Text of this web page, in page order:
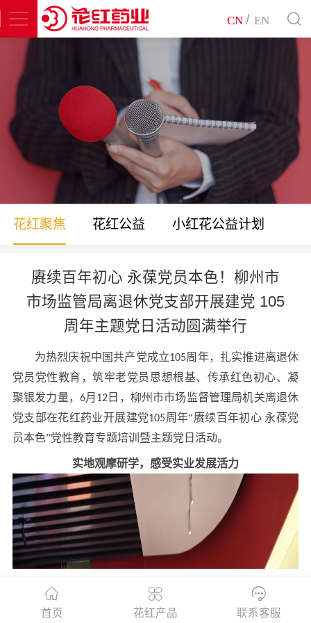
CN/ EN
花红聚焦 花红公益 小红花公益计划
赓续百年初心 永葆党员本色！柳州市
市场监管局离退休党支部开展建党 105
周年主题党日活动圆满举行
为热烈庆祝中国共产党成立105周年，扎实推进离退休
党员党性教育，筑牢老党员思想根基、传承红色初心、凝
聚银发力量， 6月 12 日，柳州市市场监督管理局机关离退休
党支部在花红药业开展建党105周年“赓续百年初心 永葆党
员本色”党性教育专题培训暨主题党日活动。
实地观摩研学，感受实业发展活力
首页 花红产品 联系客服